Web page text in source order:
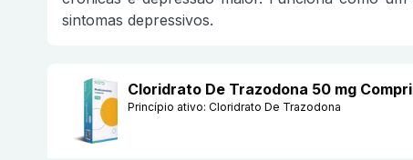
sintomas depressivos.
Cloridrato De Trazodona 50 mg
Princípio ativo: Cloridrato De Trazodona